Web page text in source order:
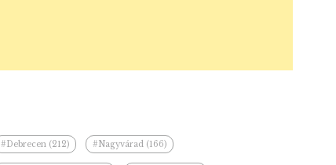
#Debrecen (212) #Nagyvárad (166)